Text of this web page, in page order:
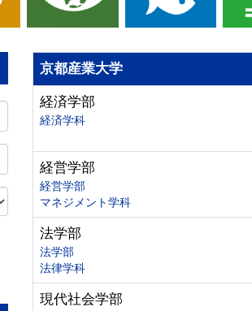
京都産業大学
経済学部
経済学科
経営学部
経営学部
マネジメント学科
法学部
法学部
法律学科
現代社会学部